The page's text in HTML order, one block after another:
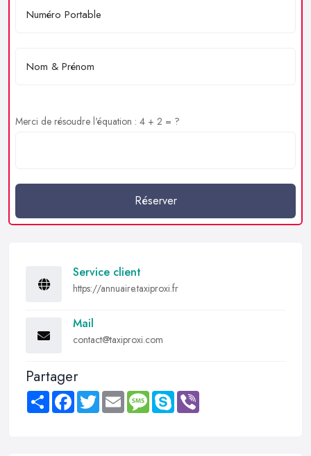
Merci de résoudre l'équation : 4 + 2 = ?
Réserver
Service client
https://annuaire.taxiproxi.fr
Mail
contact@taxiproxi.com
Partager
Share FacebookTwitter Email MessageSkype